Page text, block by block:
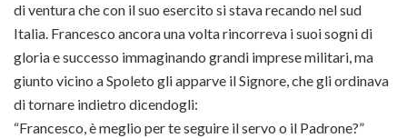
di ventura che con il suo esercito si stava recando nel sud
Italia. Francesco ancora una volta rincorreva i suoi sogni di
gloria e successo immaginando grandi imprese militari, ma
giunto vicino a Spoleto gli apparve il Signore, che gli ordinava
di tornare indietro dicendogli:
“Francesco, è meglio per te seguire il servo o il Padrone?”